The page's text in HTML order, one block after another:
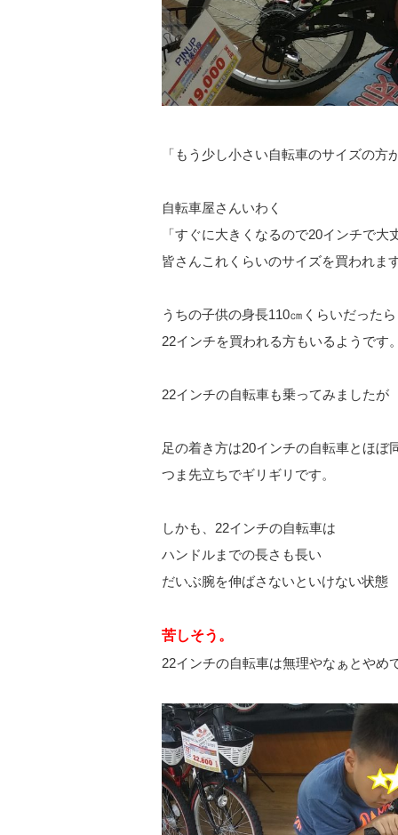
「もう少し小さい自転車のサイズの方
自転車屋さんいわく
「すぐに大きくなるので20インチで大
皆さんこれくらいのサイズを買われま
うちの子供の身長110㎝くらいだったら
22インチを買われる方もいるようです
22インチの自転車も乗ってみましたが
足の着き方は20インチの自転車とほぼ
つま先立ちでギリギリです。
しかも、22インチの自転車は
ハンドルまでの長さも長い
だいぶ腕を伸ばさないといけない状態
苦しそう。
22インチの自転車は無理やなぁとやめ